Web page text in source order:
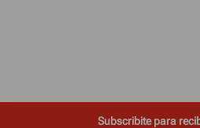
Subscribite para